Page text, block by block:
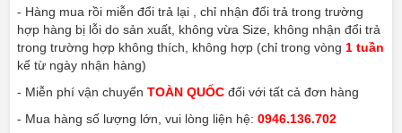
trong trường hợp không thích, không hợp (chỉ trong vòng1 tuần
kể từ ngày nhận hàng)
- Miễn phí vận chuyểnTOÀN QUỐCđối với tất cả đơn hàng
làm quà tặng.